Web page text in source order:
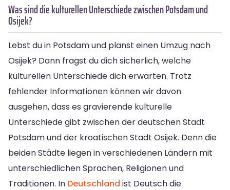
Was sind die kulturellen Unterschiede zwischen Potsdam und
Osijek?
Lebst du in Potsdam und planst einen Umzug nach
Osijek? Dann fragst du dich sicherlich, welche
kulturellen Unterschiede dich erwarten. Trotz
fehlender Informationen können wir davon
ausgehen, dass es gravierende kulturelle
Unterschiede gibt zwischen der deutschen Stadt
Potsdam und der kroatischen Stadt Osijek. Denn die
beiden Städte liegen in verschiedenen Ländern mit
unterschiedlichen Sprachen, Religionen und
Traditionen. In Deutschland ist Deutsch die